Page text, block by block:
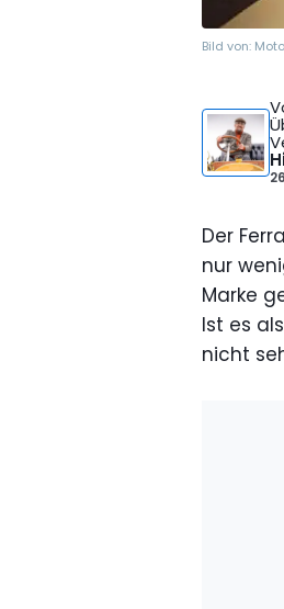
Bild von:
Der
nur
Marke
Ist es
nicht